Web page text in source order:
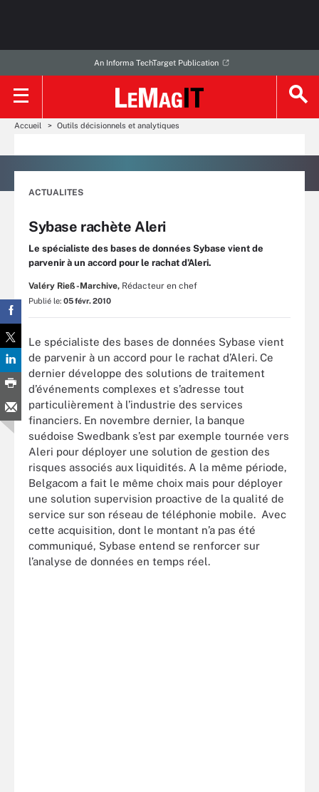
An Informa TechTarget Publication
Accueil Outils décisionnels et analytiques
ACTUALITES
Sybase rachète Aleri
Le spécialiste des bases de données Sybase vient de
parvenir à un accord pour le rachat d’Aleri.
Valéry Rieß-Marchive, Rédacteur en chef
Publié le: 05 févr. 2010
Le spécialiste des bases de données Sybase vient
de parvenir à un accord pour le rachat d’Aleri. Ce
dernier développe des solutions de traitement
d’événements complexes et s’adresse tout
particulièrement à l’industrie des services
financiers. En novembre dernier, la banque
suédoise Swedbank s’est par exemple tournée vers
Aleri pour déployer une solution de gestion des
risques associés aux liquidités. A la même période,
Belgacom a fait le même choix mais pour déployer
une solution supervision proactive de la qualité de
service sur son réseau de téléphonie mobile. Avec
cette acquisition, dont le montant n’a pas été
communiqué, Sybase entend se renforcer sur
l’analyse de données en temps réel.